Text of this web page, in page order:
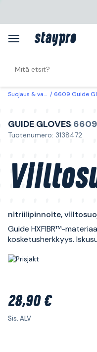
Suojaus & vaatteet 6609 Guide Gloves
GUIDE GLOVES 6609
Tuotenumero: 3138472
nitriilipinnoite,
Guide HXFIBR™-
kosketusherkkyys.
28,90 €
Sis. ALV